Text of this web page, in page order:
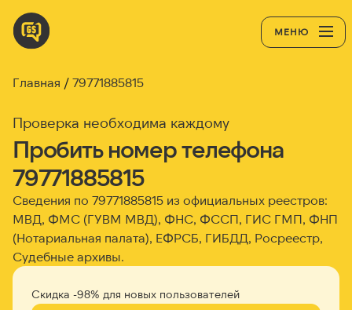
МЕНЮ
Главная 79771885815
Проверка необходима каждому
Пробить номер телефона
79771885815
Сведения по 79771885815 из официальных реестров:
МВД, ФМС (ГУВМ МВД), ФНС, ФССП, ГИС ГМП, ФНП
(Нотариальная палата), ЕФРСБ, ГИБДД, Росреестр,
Судебные архивы.
Скидка -98% для новых пользователей